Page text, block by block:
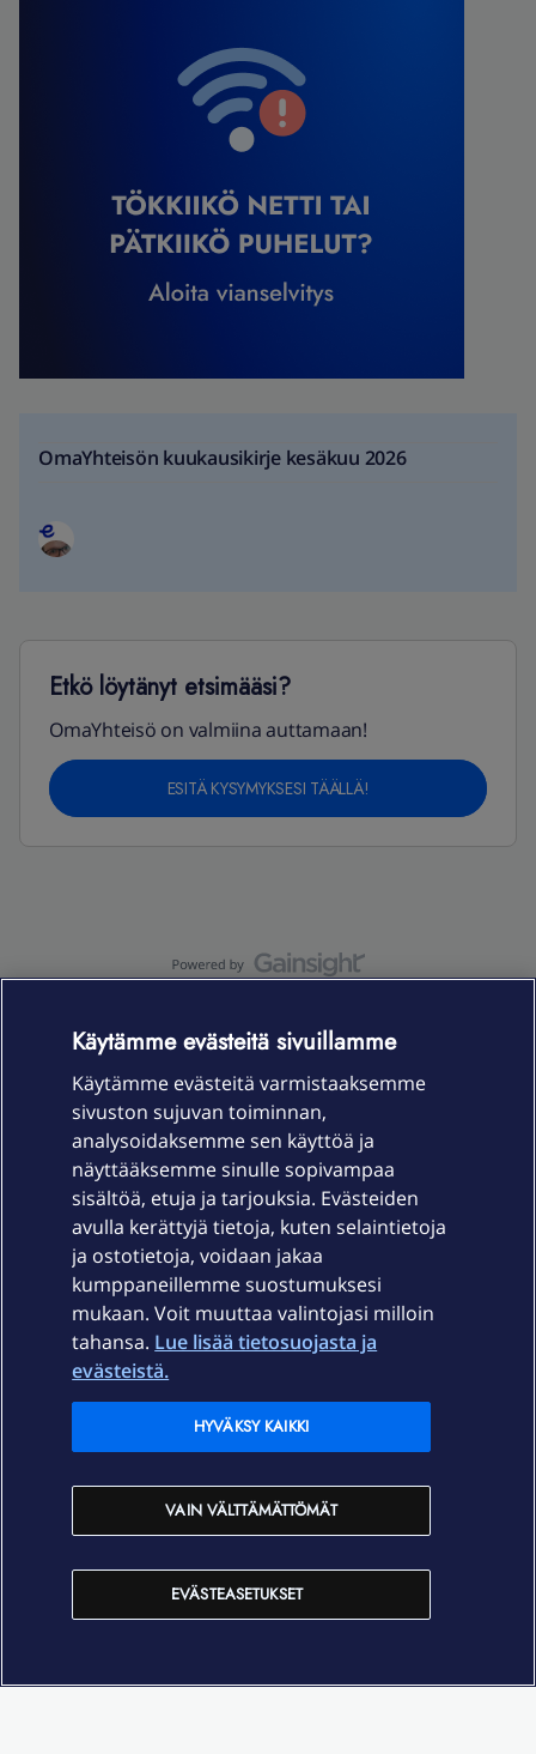
OmaYhteisön kuukausikirje kesäkuu 2026
Etkö löytänyt etsimääsi?
OmaYhteisö on valmiina auttamaan!
ESITÄ KYSYMYKSESI TÄÄLLÄ!
Laitteet & liittymät
Palvelut
Ajankohtaista
Elisa Oyj
In English
Käytämme evästeitä sivuillamme
Käytämme evästeitä varmistaaksemme
sivuston sujuvan toiminnan,
analysoidaksemme sen käyttöä ja
näyttääksemme sinulle sopivampaa
sisältöä, etuja ja tarjouksia. Evästeiden
avulla kerättyjä tietoja, kuten selaintietoja
ja ostotietoja, voidaan jakaa
kumppaneillemme suostumuksesi
mukaan. Voit muuttaa valintojasi milloin
tahansa. Lue lisää tietosuojasta ja
evästeistä.
EVÄSTEASETUKSET
VAIN VÄLTTÄMÄTTÖMÄT
HYVÄKSY KAIKKI